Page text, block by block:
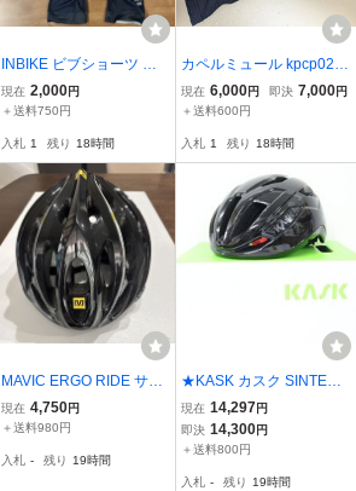
INBIKE ビブショーツ サ
イクルパンツ ネイビー メ
ンズ
現在 2,000円
＋送料750円
入札 1 残り 18時間
カペルミュール kpcp026
M クロップドニットパン
ツ メランジグレー
現在 6,000円 即決 7,000円
＋送料600円
入札 1 残り 18時間
MAVIC ERGO RIDE サイ
ズL
現在 4,750円
＋送料980円
入札 - 残り 19時間
★KASK カスク SINTESI
ヘルメット Mサイズ 52-5
8cm 未使用品
現在 14,297円
即決 14,300円
＋送料800円
入札 - 残り 19時間